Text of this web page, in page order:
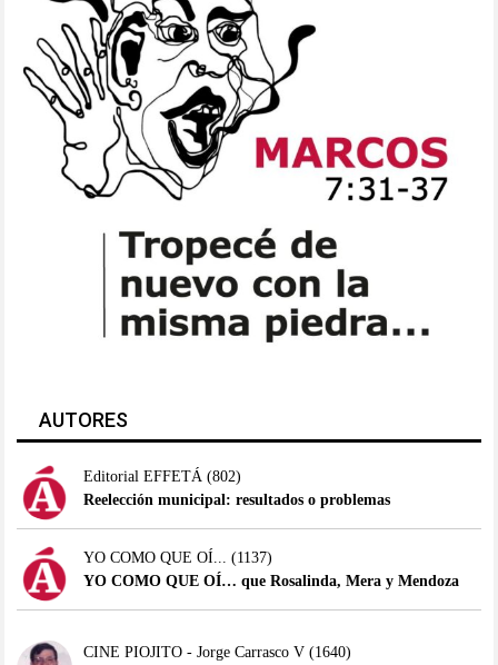
AUTORES
Editorial EFFETÁ (802)
Reelección municipal: resultados o problemas
YO COMO QUE OÍ...
(1137)
YO COMO QUE OÍ… que Rosalinda, Mera y Mendoza
CINE PIOJITO - Jorge Carrasco V(1640)